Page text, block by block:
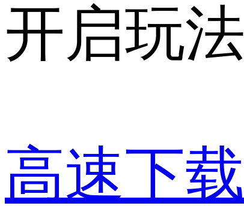
开启玩法
高速下载